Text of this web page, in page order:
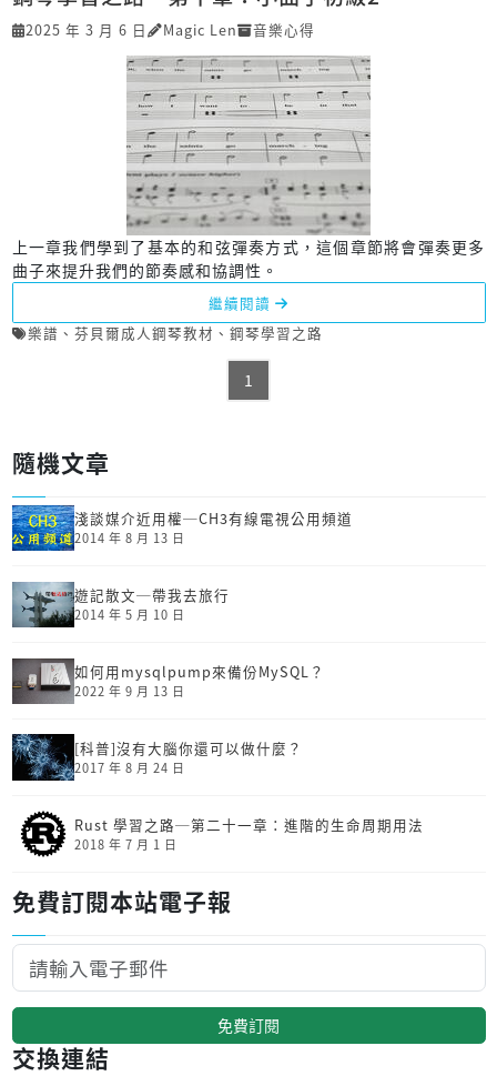
2025 年 3 月 6 日 Magic Len 音樂心得
上一章我們學到了基本的和弦彈奏方式，這個章節將會彈奏更多
曲子來提升我們的節奏感和協調性。
繼續閱讀
樂譜 、 芬貝爾成人鋼琴教材 、 鋼琴學習之路
1
隨機文章
淺談媒介近用權─CH3有線電視公用頻道
2014 年 8 月 13 日
遊記散文─帶我去旅行
2014 年 5 月 10 日
如何用mysqlpump來備份MySQL？
2022 年 9 月 13 日
[科普]沒有大腦你還可以做什麼？
2017 年 8 月 24 日
Rust 學習之路─第二十一章：進階的生命周期用法
2018 年 7 月 1 日
免費訂閱本站電子報
免費訂閱
交換連結